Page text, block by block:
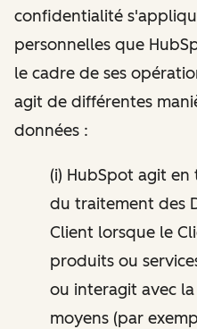
confidentialité
personnelles que
le cadre de ses
agit de différentes
données :
(i) HubSpot agit
du traitement des
Client lorsque le
produits ou
ou interagit avec
moyens (par